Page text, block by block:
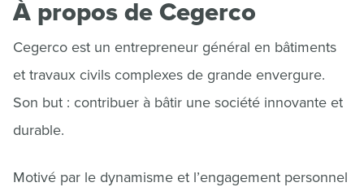
À propos de Cegerco
Cegerco est un entrepreneur général en bâtiments
et travaux civils complexes de grande envergure.
Son but : contribuer à bâtir une société innovante et
durable.
Motivé par le dynamisme et l’engagement personnel